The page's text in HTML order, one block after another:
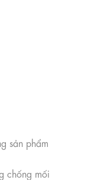
sản phẩm
chống mối